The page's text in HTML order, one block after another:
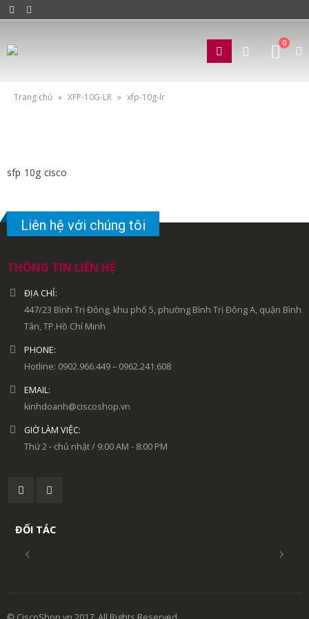
0
Trang chủ » XFP-10G-LR » xfp-10g-lr
sfp 10g cisco
Liên hệ với chúng tôi
THÔNG TIN LIÊN HỆ
ĐỊA CHỈ:
447/23 Bình Trị Đông, khu phố 5, phường Bình Trị Đông A, quận Bình
Tân, TP.Hồ Chí Minh
PHONE:
Hotline: 0902.966.449 – 0962.241.608
EMAIL:
kinhdoanh@ciscoshop.vn
GIỜ LÀM VIỆC:
Thứ 2 - chủ nhật / 9:00 AM - 8:00 PM
ĐỐI TÁC